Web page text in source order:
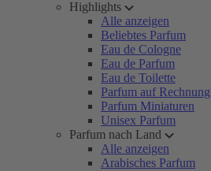
Highlights
Alle anzeigen
Beliebtes Parfum
Eau de Cologne
Eau de Parfum
Eau de Toilette
Parfum auf Rechnung
Parfum Miniaturen
Unisex Parfum
Parfum nach Land
Alle anzeigen
Arabisches Parfum